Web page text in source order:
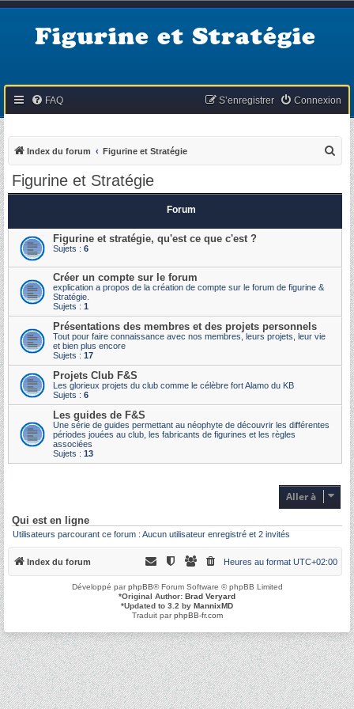
Figurine et Stratégie
FAQ Connexion
S’enregistrer
Index du forum Figurine et Stratégie
Figurine et Stratégie
Forum
Figurine et stratégie, qu'est ce que c'est ?
Sujets : 6
Créer un compte sur le forum
explication a propos de la création de compte sur le forum de figurine &
Stratégie.
Sujets : 1
Présentations des membres et des projets personnels
Tout pour faire connaissance avec nos membres, leurs projets, leur vie
et bien plus encore
Sujets : 17
Projets Club F&S
Les glorieux projets du club comme le célèbre fort Alamo du KB
Sujets : 6
Les guides de F&S
Une série de guides permettant au néophyte de découvrir les différentes
périodes jouées au club, les fabricants de figurines et les règles
associées
Sujets : 13
Aller à
Qui est en ligne
Utilisateurs parcourant ce forum : Aucun utilisateur enregistré et 2 invités
Index du forum Heures au format UTC+02:00
Développé parphpBB® Forum Software © phpBB Limited
*Original Author: Brad Veryard
*Updated to 3.2 by MannixMD
Traduit parphpBB-fr.com